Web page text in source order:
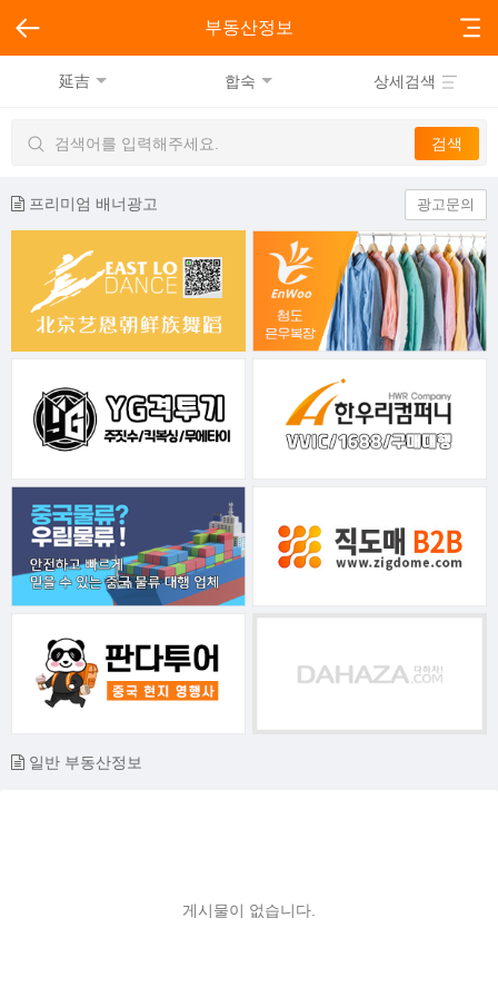
부동산정보
延吉 합숙 상세검색
프리미엄 배너광고 광고문의
일반 부동산정보
게시물이 없습니다.